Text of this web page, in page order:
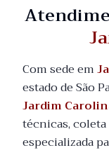
Com sede em
estado de São
Jardim
técnicas,
especializada